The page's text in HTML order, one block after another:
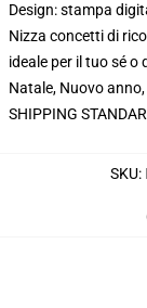
Design: stampa
Nizza concetti di
ideale per il tuo sé o
Natale, Nuovo
SHIPPING
SKU: